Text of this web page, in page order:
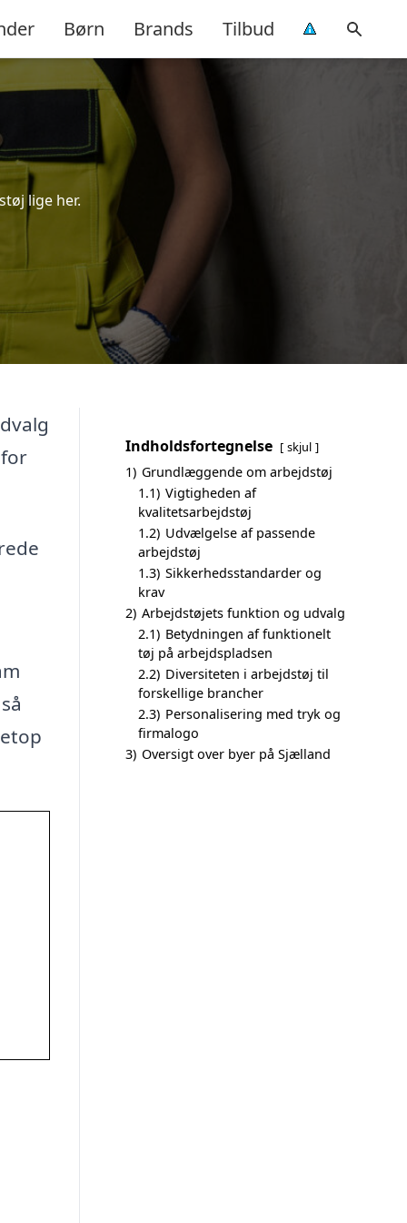
Børn Brands Tilbud
lige her.
Indholdsfortegnelse skjul
1) Grundlæggende om arbejdstøj
1.1) Vigtigheden af
kvalitetsarbejdstøj
1.2) Udvælgelse af passende
arbejdstøj
1.3) Sikkerhedsstandarder og
krav
2) Arbejdstøjets funktion og udvalg
2.1) Betydningen af funktionelt
tøj på arbejdspladsen
2.2) Diversiteten i arbejdstøj til
forskellige brancher
2.3) Personalisering med tryk og
firmalogo
3) Oversigt over byer på Sjælland